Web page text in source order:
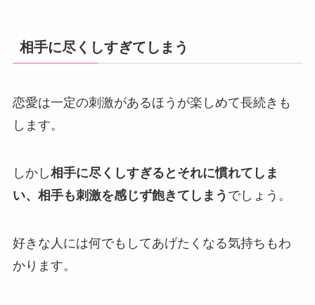
相手に尽くしすぎてしまう
恋愛は一定の刺激があるほうが楽しめて長続きも
します。
しかし相手に尽くしすぎるとそれに慣れてしま
い、相手も刺激を感じず飽きてしまう でしょう。
好きな人には何でもしてあげたくなる気持ちもわ
かります。